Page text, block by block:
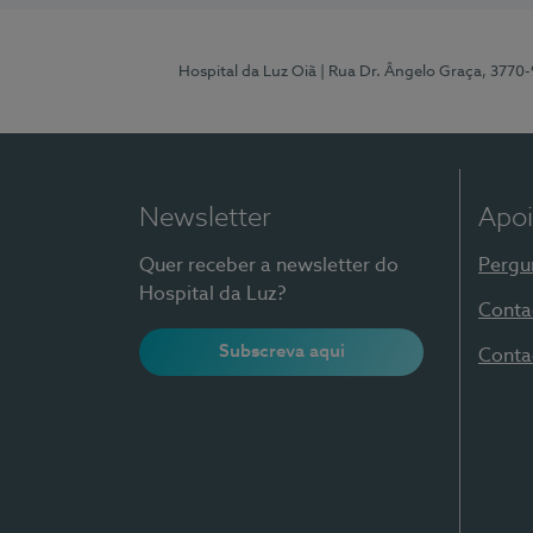
Hospital da Luz Oiã | Rua Dr. Ângelo Graça,
Newsletter
Quer receber a newsletter do
Hospital da Luz?
Subscreva aqui